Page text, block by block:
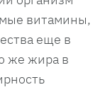
витамины,
еще в
же жира в